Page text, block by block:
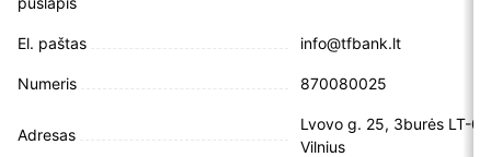
El. paštas info@tfbank.lt
Numeris 870080025
Adresas
Lvovo g. 25, 3burės LT-
Vilnius